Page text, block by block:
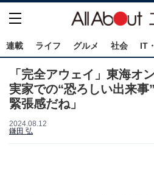
連載 ライフ グルメ 社会 IT
「完全アウェイ」東海オ
実家での“恐ろしい出来事
緊張感だね」
2024.08.12
鎌田 弘